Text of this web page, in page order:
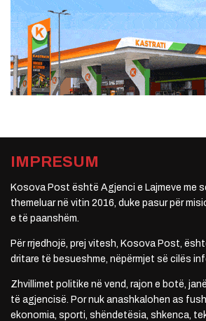
IMPRESUM
Kosova Post është Agjenci e Lajmeve me
themeluar në vitin 2016, duke pasur për
e të paanshëm.
Për rrjedhojë, prej vitesh, Kosova Post,
dritare të besueshme, nëpërmjet së cilës
Zhvillimet politike në vend, rajon e botë,
të agjencisë. Por nuk anashkalohen as
ekonomia, sporti, shëndetësia, shkenca,